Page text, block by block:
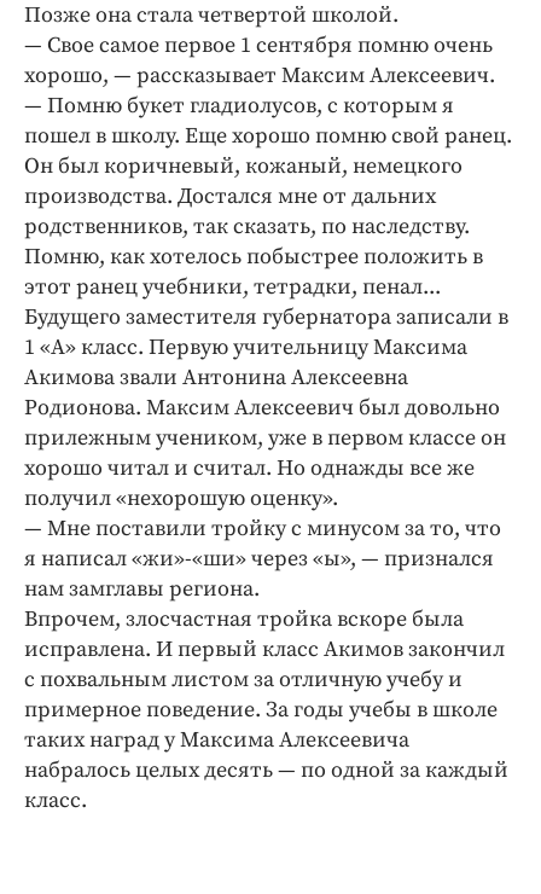
Блоги
Издания
Медиаперсона
Интересное чтиво
Клиника года
Бренд года
Работодатель года
Позже она стала четвертой школой.
— Свое самое первое 1 сентября помню очень
хорошо, — рассказывает Максим Алексеевич.
— Помню букет гладиолусов, с которым я
пошел в школу. Еще хорошо помню свой ранец.
Он был коричневый, кожаный, немецкого
производства. Достался мне от дальних
родственников, так сказать, по наследству.
Помню, как хотелось побыстрее положить в
этот ранец учебники, тетрадки, пенал...
Будущего заместителя губернатора записали в
1 «А» класс. Первую учительницу Максима
Акимова звали Антонина Алексеевна
Родионова. Максим Алексеевич был довольно
прилежным учеником, уже в первом классе он
хорошо читал и считал. Но однажды все же
получил «нехорошую оценку».
— Мне поставили тройку с минусом за то, что
я написал «жи»-«ши» через «ы», — признался
нам замглавы региона.
Впрочем, злосчастная тройка вскоре была
исправлена. И первый класс Акимов закончил
с похвальным листом за отличную учебу и
примерное поведение. За годы учебы в школе
таких наград у Максима Алексеевича
набралось целых десять — по одной за каждый
класс.